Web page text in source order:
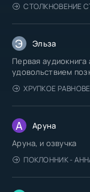
СТОЛКНОВЕНИЕ
Э Эльза
Первая
удовольствием
ХРУПКОЕ
А Аруна
Аруна, и озвучка
ПОКЛОННИК -